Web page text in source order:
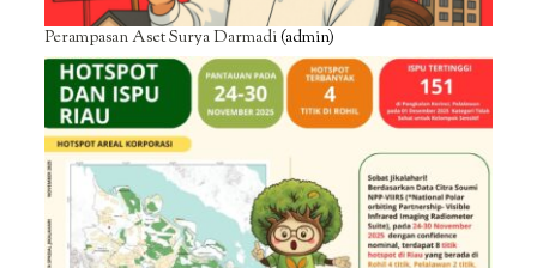
Perampasan Aset Surya Darmadi(admin)